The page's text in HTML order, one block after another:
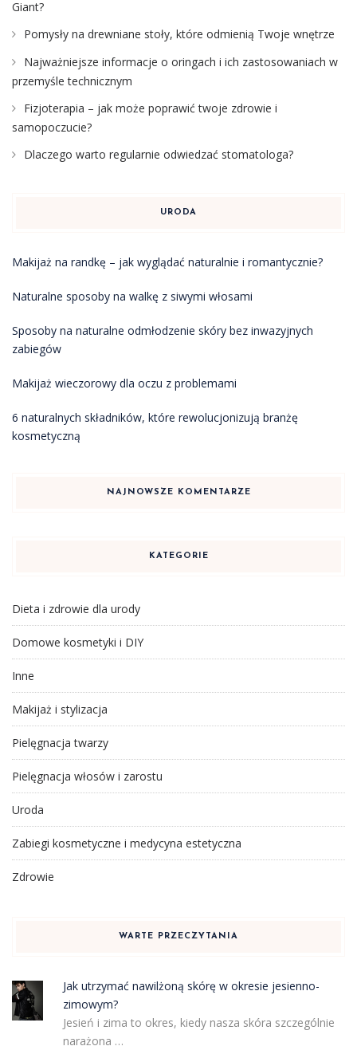
Giant?
Pomysły na drewniane stoły, które odmienią Twoje wnętrze
Najważniejsze informacje o oringach i ich zastosowaniach w
przemyśle technicznym
Fizjoterapia – jak może poprawić twoje zdrowie i
samopoczucie?
Dlaczego warto regularnie odwiedzać stomatologa?
URODA
Makijaż na randkę – jak wyglądać naturalnie i romantycznie?
Naturalne sposoby na walkę z siwymi włosami
Sposoby na naturalne odmłodzenie skóry bez inwazyjnych
zabiegów
Makijaż wieczorowy dla oczu z problemami
6 naturalnych składników, które rewolucjonizują branżę
kosmetyczną
NAJNOWSZE KOMENTARZE
KATEGORIE
Dieta i zdrowie dla urody
Domowe kosmetyki i DIY
Inne
Makijaż i stylizacja
Pielęgnacja twarzy
Pielęgnacja włosów i zarostu
Uroda
Zabiegi kosmetyczne i medycyna estetyczna
Zdrowie
WARTE PRZECZYTANIA
Jak utrzymać nawilżoną skórę w okresie jesienno-
zimowym?
Jesień i zima to okres, kiedy nasza skóra szczególnie
narażona …